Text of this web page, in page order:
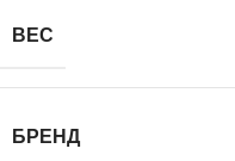
ВЕС
БРЕНД